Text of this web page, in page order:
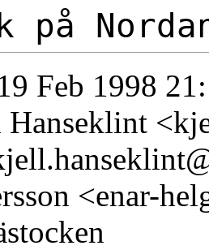
på
Feb 1998
<enar-